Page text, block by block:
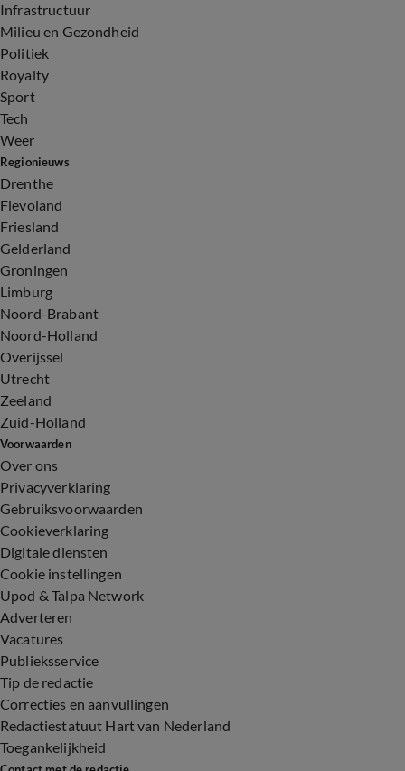
Infrastructuur
Milieu en Gezondheid
Politiek
Royalty
Sport
Tech
Weer
Regionieuws
Drenthe
Flevoland
Friesland
Gelderland
Groningen
Limburg
Noord-Brabant
Noord-Holland
Overijssel
Utrecht
Zeeland
Zuid-Holland
Voorwaarden
Over ons
Privacyverklaring
Gebruiksvoorwaarden
Cookieverklaring
Digitale diensten
Cookie instellingen
Upod & Talpa Network
Adverteren
Vacatures
Publieksservice
Tip de redactie
Correcties en aanvullingen
Redactiestatuut Hart van Nederland
Toegankelijkheid